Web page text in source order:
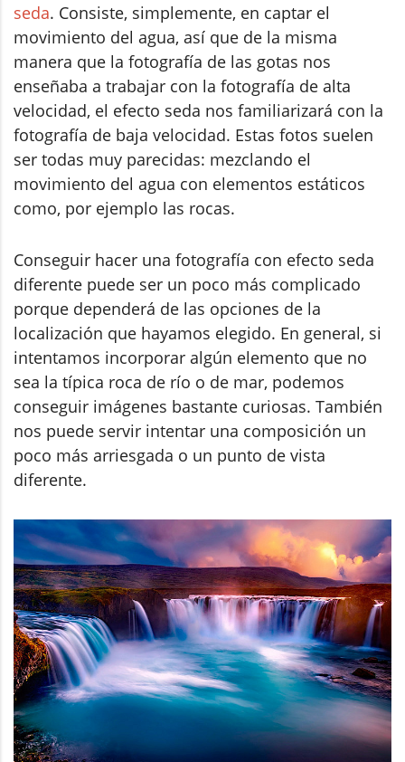
seda. Consiste, simplemente, en captar el
movimiento del agua, así que de la misma
manera que la fotografía de las gotas nos
enseñaba a trabajar con la fotografía de alta
velocidad, el efecto seda nos familiarizará con la
fotografía de baja velocidad. Estas fotos suelen
ser todas muy parecidas: mezclando el
movimiento del agua con elementos estáticos
como, por ejemplo las rocas.
Conseguir hacer una fotografía con efecto seda
diferente puede ser un poco más complicado
porque dependerá de las opciones de la
localización que hayamos elegido. En general, si
intentamos incorporar algún elemento que no
sea la típica roca de río o de mar, podemos
conseguir imágenes bastante curiosas. También
nos puede servir intentar una composición un
poco más arriesgada o un punto de vista
diferente.